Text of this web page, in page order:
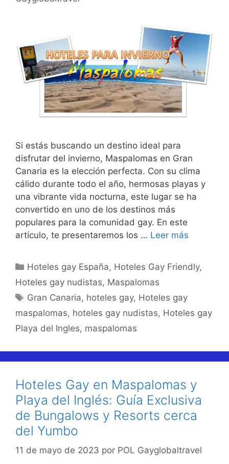
Si estás buscando un destino ideal para
disfrutar del invierno, Maspalomas en Gran
Canaria es la elección perfecta. Con su clima
cálido durante todo el año, hermosas playas y
una vibrante vida nocturna, este lugar se ha
convertido en uno de los destinos más
populares para la comunidad gay. En este
artículo, te presentaremos los … Leer más
Categorías
Hoteles gay España, Hoteles Gay Friendly,
Hoteles gay nudistas, Maspalomas
Etiquetas
Gran Canaria, hoteles gay, Hoteles gay
maspalomas, hoteles gay nudistas, Hoteles gay
Playa del Ingles, maspalomas
Hoteles Gay en Maspalomas y
Playa del Inglés: Guía Exclusiva
de Bungalows y Resorts cerca
del Yumbo
11 de mayo de 2023 por POL Gayglobaltravel